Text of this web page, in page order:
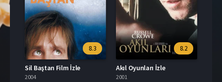
8.3
Sil Baştan Film İzle
2004
8.2
Akıl Oyunları İzle
2001